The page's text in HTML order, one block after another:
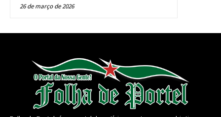
26 de março de 2026